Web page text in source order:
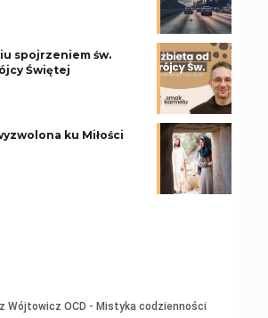
spojrzeniem św.
Świętej
ku Miłości